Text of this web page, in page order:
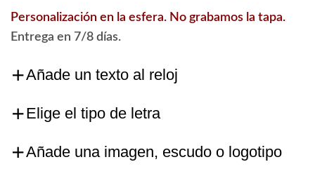
Personalización en la esfera. No grabamos la tapa.
Entrega en 7/8 días.
Añade un texto al reloj
Elige el tipo de letra
Añade una imagen, escudo o logotipo